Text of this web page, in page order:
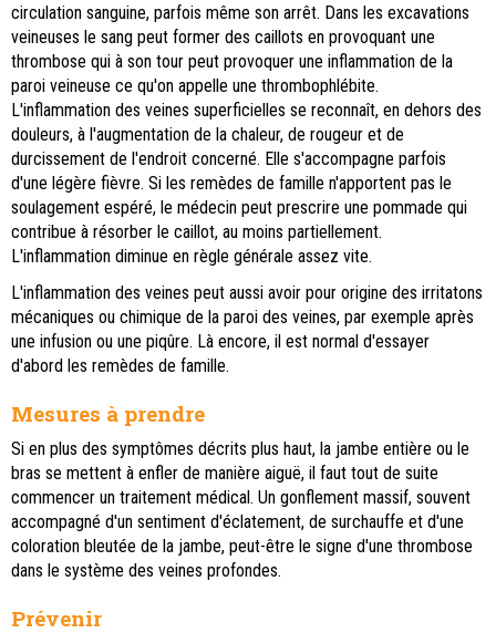
circulation sanguine, parfois même son arrêt. Dans les excavations
veineuses le sang peut former des caillots en provoquant une
thrombose qui à son tour peut provoquer une inflammation de la
paroi veineuse ce qu'on appelle une thrombophlébite.
L'inflammation des veines superficielles se reconnaît, en dehors des
douleurs, à l'augmentation de la chaleur, de rougeur et de
durcissement de l'endroit concerné. Elle s'accompagne parfois
d'une légère fièvre. Si les remèdes de famille n'apportent pas le
soulagement espéré, le médecin peut prescrire une pommade qui
contribue à résorber le caillot, au moins partiellement.
L'inflammation diminue en règle générale assez vite.
L'inflammation des veines peut aussi avoir pour origine des irritatons
mécaniques ou chimique de la paroi des veines, par exemple après
une infusion ou une piqûre. Là encore, il est normal d'essayer
d'abord les remèdes de famille.
Mesures à prendre
Si en plus des symptômes décrits plus haut, la jambe entière ou le
bras se mettent à enfler de manière aiguë, il faut tout de suite
commencer un traitement médical. Un gonflement massif, souvent
accompagné d'un sentiment d'éclatement, de surchauffe et d'une
coloration bleutée de la jambe, peut-être le signe d'une thrombose
dans le système des veines profondes.
Prévenir